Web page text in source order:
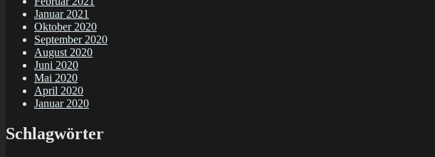
Januar 2021
Oktober 2020
September 2020
August 2020
Juni 2020
Mai 2020
April 2020
Januar 2020
Schlagwörter